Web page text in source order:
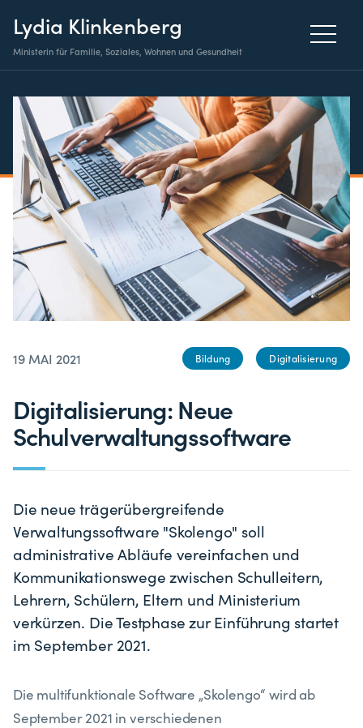
Lydia Klinkenberg
Ministerin für Familie, Soziales, Wohnen und Gesundheit
19 MAI 2021 Bildung Digitalisierung
Digitalisierung: Neue
Schulverwaltungssoftware
Die neue trägerübergreifende
Verwaltungssoftware "Skolengo" soll
administrative Abläufe vereinfachen und
Kommunikationswege zwischen Schulleitern,
Lehrern, Schülern, Eltern und Ministerium
verkürzen. Die Testphase zur Einführung startet
im September 2021.
Die multifunktionale Software „Skolengo“ wird ab
September 2021 in verschiedenen